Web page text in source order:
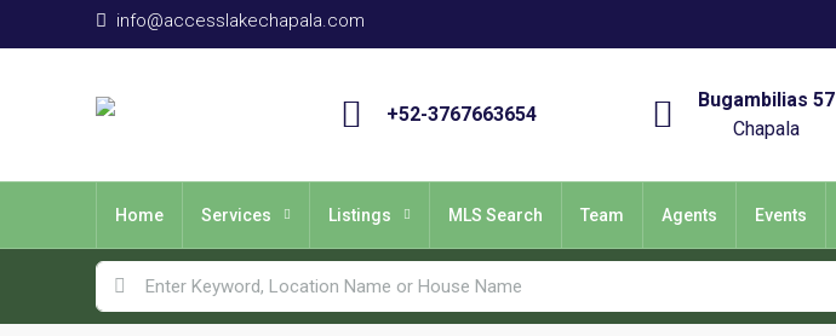
info@accesslakechapala.com
+52-3767663654
Bugambilias 57
Chapala
Home Services Listings MLS Search Team Agents Events